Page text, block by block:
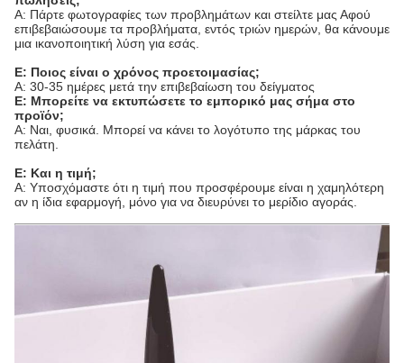
Α: Πάρτε φωτογραφίες των προβλημάτων και στείλτε μας Αφού
επιβεβαιώσουμε τα προβλήματα, εντός τριών ημερών, θα κάνουμε
μια ικανοποιητική λύση για εσάς.
Ε: Ποιος είναι ο χρόνος προετοιμασίας;
Α: 30-35 ημέρες μετά την επιβεβαίωση του δείγματος
Ε: Μπορείτε να εκτυπώσετε το εμπορικό μας σήμα στο
προϊόν;
Α: Ναι, φυσικά. Μπορεί να κάνει το λογότυπο της μάρκας του
πελάτη.
Ε: Και η τιμή;
Α: Υποσχόμαστε ότι η τιμή που προσφέρουμε είναι η χαμηλότερη
αν η ίδια εφαρμογή, μόνο για να διευρύνει το μερίδιο αγοράς.